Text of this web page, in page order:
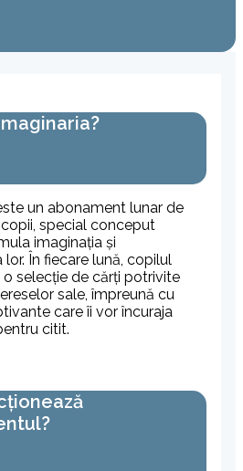
un abonament lunar de
special conceput
imaginația și
În fiecare lună, copilul
selecție de cărți potrivite
sale, împreună cu
care îi vor încuraja
citit.